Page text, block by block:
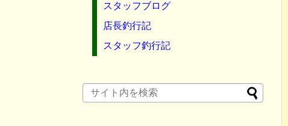
スタッフブログ
店長釣行記
スタッフ釣行記